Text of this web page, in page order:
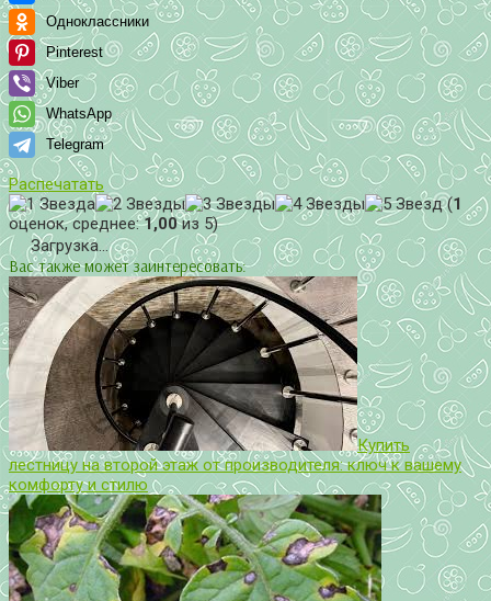
Одноклассники
Pinterest
Viber
WhatsApp
Telegram
Распечатать
(1
оценок, среднее:1,00из 5)
Загрузка...
Вас также может заинтересовать:
Купить
лестницу на второй этаж от производителя: ключ к вашему
комфорту и стилю